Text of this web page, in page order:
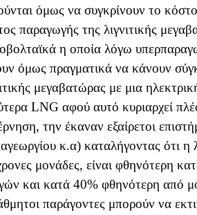
όμως να συγκρίνουν το
παραγωγής της λιγνιτικής
η οποία λόγω
όμως πραγματικά να κάνουν
μεγαβατώρας με μια
LNG αφού αυτό κυριαρχεί
την έκαναν εξαίρετοι
κ.α) καταλήγοντας ότι η
μονάδες, είναι φθηνότερη
και κατά 40% φθηνότερη από
παράγοντες μπορούν να